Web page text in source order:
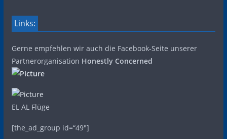
Links:
Gerne empfehlen wir auch die Facebook-Seite unserer
Partnerorganisation Honestly Concerned
EL AL Flüge
[the_ad_group id=“49″]